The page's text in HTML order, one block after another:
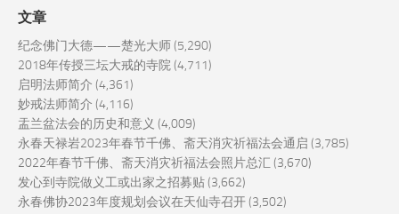
文章
纪念佛门大德——楚光大师(5,290)
2018年传授三坛大戒的寺院(4,711)
启明法师简介 (4,361)
妙戒法师简介 (4,116)
盂兰盆法会的历史和意义 (4,009)
永春天禄岩2023年春节千佛、斋天消灾祈福法会通启 (3,785)
2022年春节千佛、斋天消灾祈福法会照片总汇 (3,670)
发心到寺院做义工或出家之招募贴(3,662)
永春佛协2023年度规划会议在天仙寺召开(3,502)